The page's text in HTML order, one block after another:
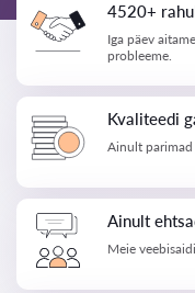
4520+
Iga päev
probleeme.
Kvaliteedi
Ainult parimad
Ainult
Meie